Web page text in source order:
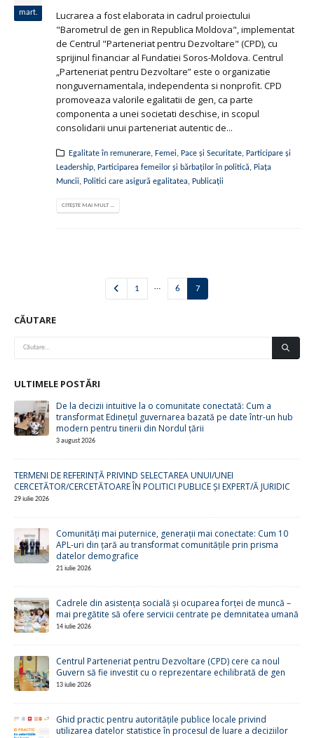
mart.
Lucrarea a fost elaborata in cadrul proiectului
"Barometrul de gen in Republica Moldova", implementat
de Centrul "Parteneriat pentru Dezvoltare" (CPD), cu
sprijinul financiar al Fundatiei Soros-Moldova. Centrul
„Parteneriat pentru Dezvoltare” este o organizatie
nonguvernamentala, independenta si nonprofit. CPD
promoveaza valorile egalitatii de gen, ca parte
componenta a unei societati deschise, in scopul
consolidarii unui parteneriat autentic de...
Egalitate în remunerare, Femei, Pace și Securitate, Participare și
Leadership, Participarea femeilor și bărbaților în politică, Piața
Muncii, Politici care asigură egalitatea, Publicații
CITEȘTE MAI MULT ...
1 … 6 7
CĂUTARE
ULTIMELE POSTĂRI
De la decizii intuitive la o comunitate conectată: Cum a
transformat Edinețul guvernarea bazată pe date într-un hub
modern pentru tinerii din Nordul țării
3 august 2026
TERMENI DE REFERINȚĂ PRIVIND SELECTAREA UNUI/UNEI
CERCETĂTOR/CERCETĂTOARE ÎN POLITICI PUBLICE ȘI EXPERT/Ă JURIDIC
29 iulie 2026
Comunități mai puternice, generații mai conectate: Cum 10
APL-uri din țară au transformat comunitățile prin prisma
datelor demografice
21 iulie 2026
Cadrele din asistența socială și ocuparea forței de muncă –
mai pregătite să ofere servicii centrate pe demnitatea umană
14 iulie 2026
Centrul Parteneriat pentru Dezvoltare (CPD) cere ca noul
Guvern să fie investit cu o reprezentare echilibrată de gen
13 iulie 2026
Ghid practic pentru autoritățile publice locale privind
utilizarea datelor statistice în procesul de luare a deciziilor